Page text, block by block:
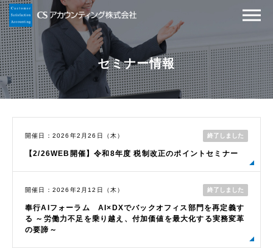
セミナー情報
開催日：2026年2月26日（木） 終了しました
【2/26WEB開催】令和8年度 税制改正のポイントセミナー
開催日：2026年2月12日（木） 終了しました
奉行AIフォーラム AI×DXでバックオフィス部門を再定義す
る ～労働力不足を乗り越え、付加価値を最大化する実務変革
の要諦～